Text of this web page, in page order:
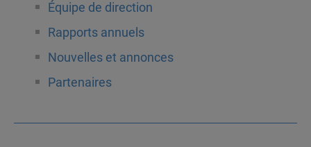
Équipe de direction
Rapports annuels
Nouvelles et annonces
Partenaires